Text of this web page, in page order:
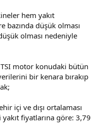
hem yakıt
düşük olması
olması nedeniyle
TSI motor konudaki bütün
bir kenara bırakıp
içi ve dışı ortalaması
fiyatlarına göre: 3,79